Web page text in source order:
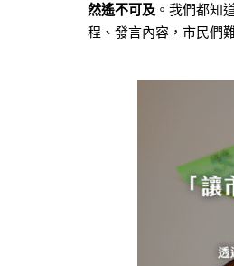
然遙不可及 。我們都知
程、發言內容，市民們